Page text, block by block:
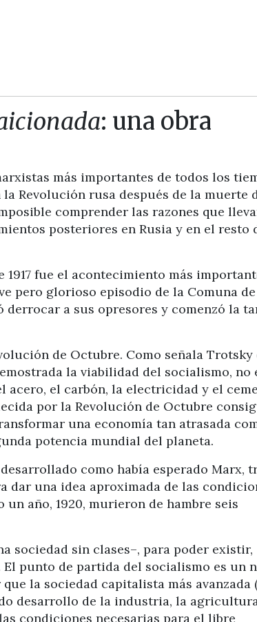
: una obra
más importantes de todos los
Revolución rusa después de la muerte
comprender las razones que
posteriores en Rusia y en el resto
fue el acontecimiento más
pero glorioso episodio de la Comuna de
a sus opresores y comenzó la
de Octubre. Como señala Trotsky
la viabilidad del socialismo, no
el carbón, la electricidad y el
por la Revolución de Octubre
una economía tan atrasada
potencia mundial del planeta.
como había esperado Marx,
dar una idea aproximada de las
año, 1920, murieron de hambre seis
sociedad sin clases–, para poder existir,
punto de partida del socialismo es un
la sociedad capitalista más avanzada
desarrollo de la industria, la
condiciones necesarias para el libre